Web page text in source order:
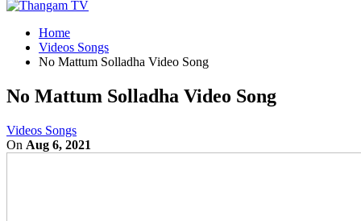
Home
Videos Songs
No Mattum Solladha Video Song
No Mattum Solladha Video Song
Videos Songs
On Aug 6, 2021